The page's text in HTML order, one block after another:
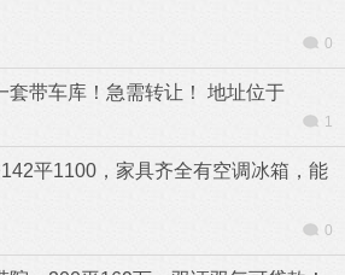
0
套带车库！急需转让！ 地址位于
1
平1100，家具齐全有空调冰箱，能
0